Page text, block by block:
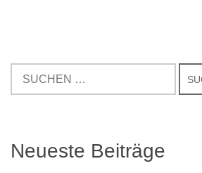
Neueste Beiträge